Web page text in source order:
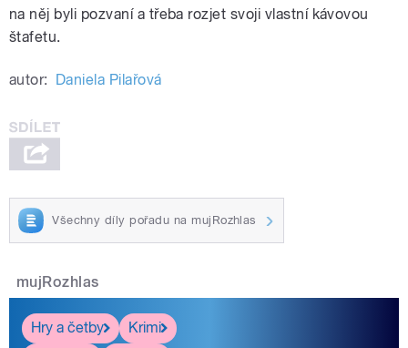
na něj byli pozvaní a třeba rozjet svoji vlastní kávovou
štafetu.
autor: Daniela Pilařová
Všechny díly pořadu na mujRozhlas
mujRozhlas
Hry a četby Krimi